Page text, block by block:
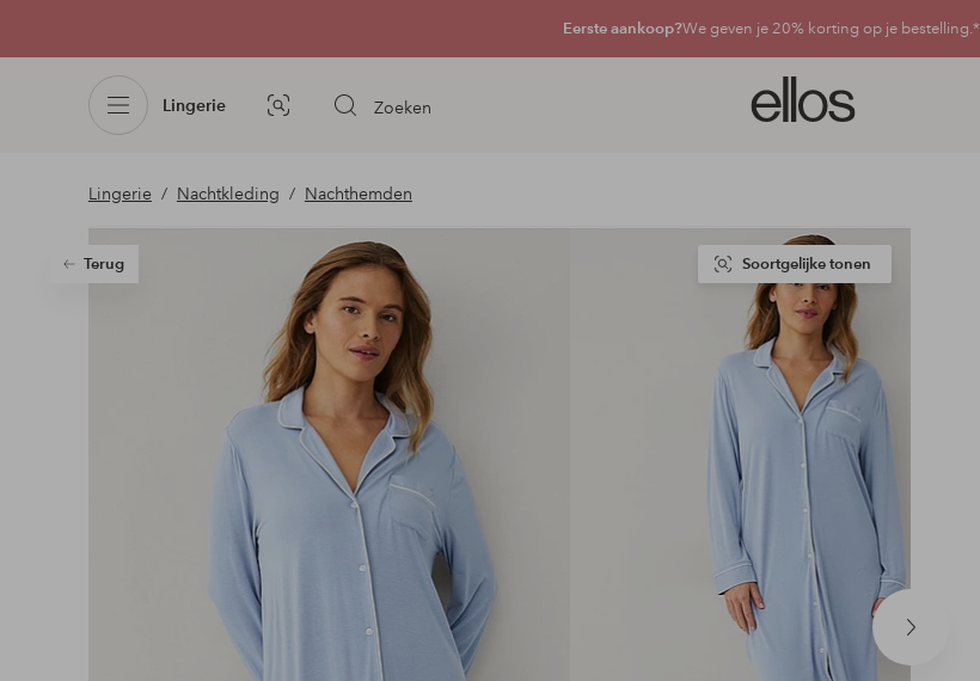
Eerste aankoop?We geven je 20% korting op je bestelling.*
Lingerie
Afbeelding
Zoeken
Ellos
logo
de
voorpagina
Lingerie Nachtkleding Nachthemden
Terug
Volgend
Soortgelijke tonen